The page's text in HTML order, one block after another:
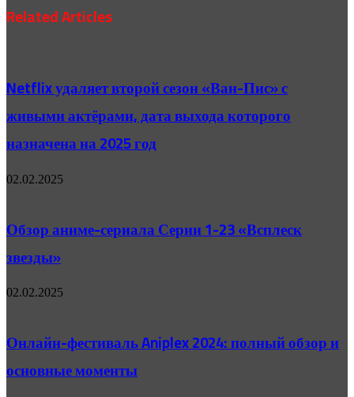
Related Articles
Netflix удаляет второй сезон «Ван-Пис» с
живыми актёрами, дата выхода которого
назначена на 2025 год
02.02.2025
Обзор аниме-сериала Серии 1-23 «Всплеск
звезды»
02.02.2025
Онлайн-фестиваль Aniplex 2024: полный обзор и
основные моменты